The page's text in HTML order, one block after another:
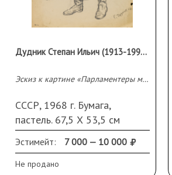
Дудник Степан Ильич (1913-1996 гг)
Эскиз к картине «Парламентеры мира»
СССР, 1968 г. Бумага,
пастель. 67,5 Х 53,5 см
Подпись и дата справа
внизу.
Эстимейт: 7 000 — 10 000
Не продано